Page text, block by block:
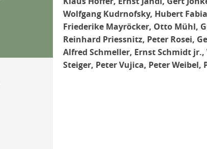
Wolfgang Kudrnofsky, Hubert
Friederike Mayröcker, Otto Mühl,
Reinhard Priessnitz, Peter Rosei,
Alfred Schmeller, Ernst Schmidt
Steiger, Peter Vujica, Peter